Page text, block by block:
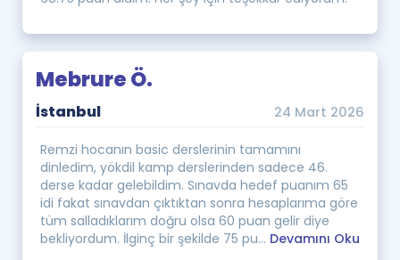
Mebrure Ö.
İstanbul 24 Mart 2026
Remzi hocanın basic derslerinin tamamını
dinledim, yökdil kamp derslerinden sadece 46.
derse kadar gelebildim. Sınavda hedef puanım 65
idi fakat sınavdan çıktıktan sonra hesaplarıma göre
tüm salladıklarım doğru olsa 60 puan gelir diye
bekliyordum. İlginç bir şekilde 75 pu... Devamını Oku